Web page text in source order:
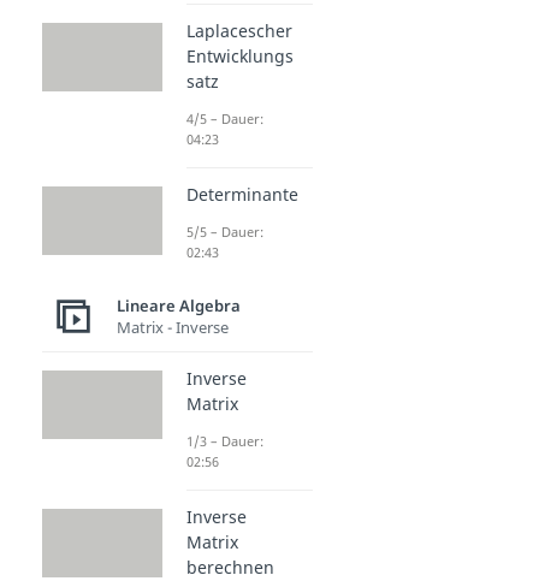
Laplacescher
Entwicklungs
satz
4/5 – Dauer:
04:23
Determinante
5/5 – Dauer:
02:43
Lineare Algebra
Matrix - Inverse
Inverse
Matrix
1/3 – Dauer:
02:56
Inverse
Matrix
berechnen